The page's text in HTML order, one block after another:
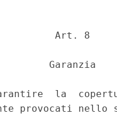
Art. 8
Garanzia
la
provocati